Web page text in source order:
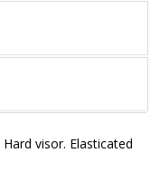
visor. Elasticated